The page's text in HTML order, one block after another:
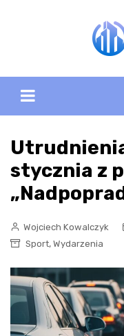
stycznia z
Wojciech Kowalczyk
Sport, Wydarzenia